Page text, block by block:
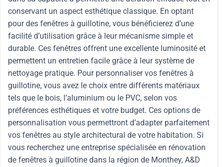
conservant un aspect esthétique classique. En optant
pour des fenêtres à guillotine, vous bénéficierez d’une
facilité d’utilisation grâce à leur mécanisme simple et
durable. Ces fenêtres offrent une excellente luminosité et
permettent un entretien facile grâce à leur système de
nettoyage pratique. Pour personnaliser vos fenêtres à
guillotine, vous avez le choix entre différents matériaux
tels que le bois, l’aluminium ou le PVC, selon vos
préférences esthétiques et votre budget. Ces options de
personnalisation vous permettront d’adapter parfaitement
vos fenêtres au style architectural de votre habitation. Si
vous recherchez une entreprise spécialisée en rénovation
de fenêtres à guillotine dans la région de Monthey, A&D